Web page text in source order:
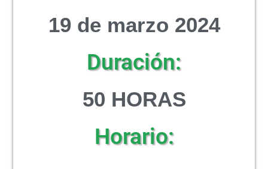
19 de marzo 2024
Duración:
50 HORAS
Horario: